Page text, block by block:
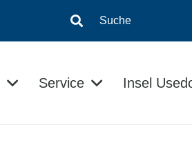
Suche
Service Insel